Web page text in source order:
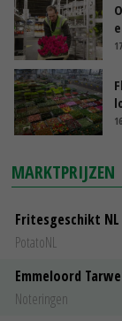
MARKTPRIJZEN
Fritesgeschikt NL
PotatoNL
Emmeloord Tarwe
Noteringen